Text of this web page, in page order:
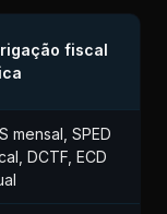
fiscal
mensal, SPED
DCTF, ECD